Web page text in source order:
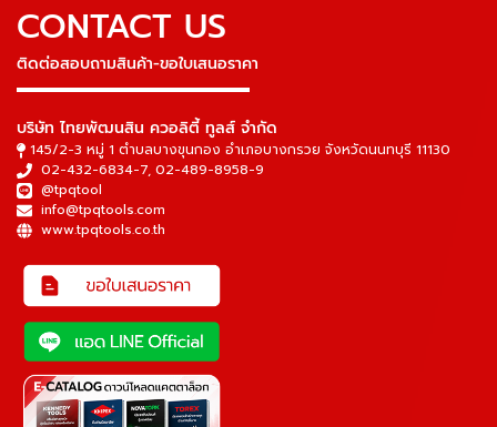
CONTACT US
ติดต่อสอบถามสินค้า-ขอใบเสนอราคา
▬▬▬▬▬▬▬▬▬▬▬▬▬▬▬
บริษัท ไทยพัฒนสิน ควอลิตี้ ทูลส์ จำกัด
145/2-3 หมู่ 1 ตำบลบางขุนกอง อำเภอบางกรวย จังหวัดนนทบุรี 11130
02-432-6834-7, 02-489-8958-9
@tpqtool
info@tpqtools.com
www.tpqtools.co.th